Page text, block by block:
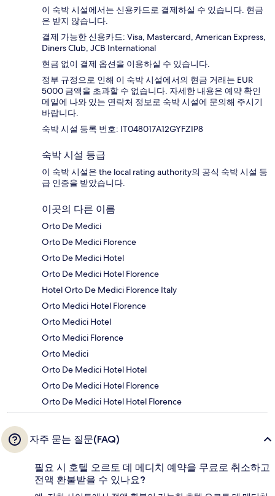
이 숙박 시설에서는 신용카드로 결제하실 수 있습니다. 현금
은 받지 않습니다.
결제 가능한 신용카드: Visa, Mastercard, American Express,
Diners Club, JCB International
현금 없이 결제 옵션을 이용하실 수 있습니다.
정부 규정으로 인해 이 숙박 시설에서의 현금 거래는 EUR
5000 금액을 초과할 수 없습니다. 자세한 내용은 예약 확인
메일에 나와 있는 연락처 정보로 숙박 시설에 문의해 주시기
바랍니다.
숙박 시설 등록 번호: IT048017A12GYFZIP8
숙박 시설 등급
이 숙박 시설은 the local rating authority의 공식 숙박 시설 등
급 인증을 받았습니다.
이곳의 다른 이름
Orto De Medici
Orto De Medici Florence
Orto De Medici Hotel
Orto De Medici Hotel Florence
Hotel Orto De Medici Florence Italy
Orto Medici Hotel Florence
Orto Medici Hotel
Orto Medici Florence
Orto Medici
Orto De Medici Hotel Hotel
Orto De Medici Hotel Florence
Orto De Medici Hotel Hotel Florence
자주 묻는 질문(FAQ)
필요 시 호텔 오르토 데 메디치 예약을 무료로 취소하고
전액 환불받을 수 있나요?